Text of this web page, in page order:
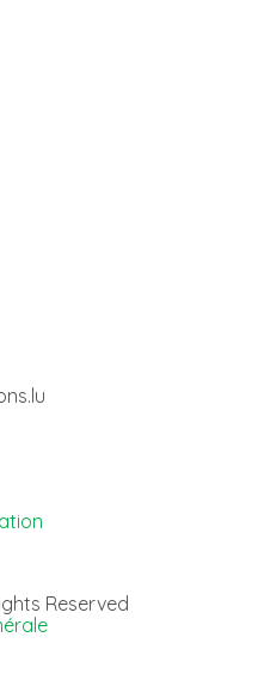
Reserved